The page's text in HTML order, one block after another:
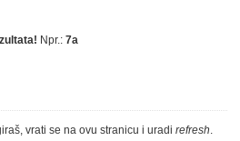
Npr.: 7a
vrati se na ovu stranicu i uradi refresh.